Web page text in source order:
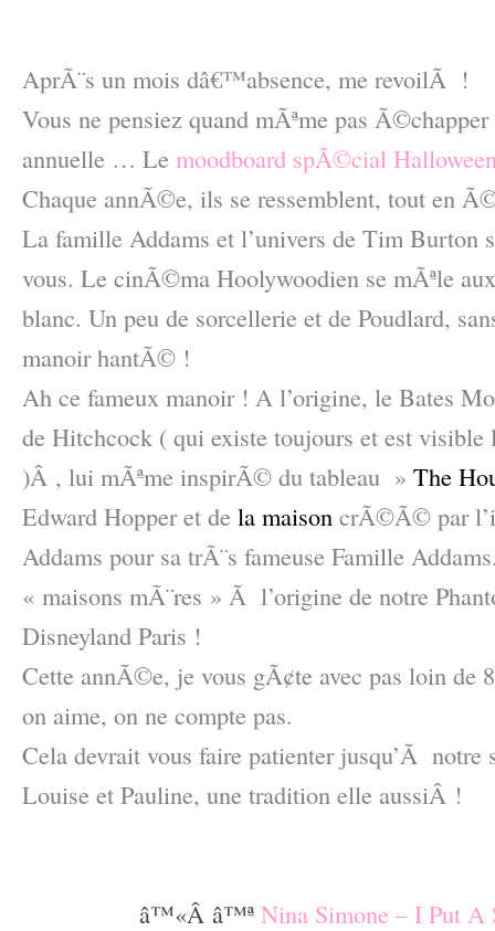
AprÃ¨s un mois dâ€™absence, me revoilÃ !
Vous ne pensiez quand mÃªme pas
annuelle … Le moodboard spÃ©cial
Chaque annÃ©e, ils se ressemblent, tout en
La famille Addams et l’univers de Tim Burton
vous. Le cinÃ©ma Hoolywoodien se mÃªle
blanc. Un peu de sorcellerie et de Poudlard,
manoir hantÃ© !
Ah ce fameux manoir ! A l’origine, le Bates
de Hitchcock ( qui existe toujours et est
)Â , lui mÃªme inspirÃ© du tableau » The
Edward Hopper et de la maison crÃ©Ã© par
Addams pour sa trÃ¨s fameuse Famille
« maisons mÃ¨res » Ã l’origine de notre
Disneyland Paris !
Cette annÃ©e, je vous gÃ¢te avec pas loin de
on aime, on ne compte pas.
Cela devrait vous faire patienter jusqu’Ã notre
Louise et Pauline, une tradition elle aussiÂ !
â™«Â â™ª Nina Simone – I Put A